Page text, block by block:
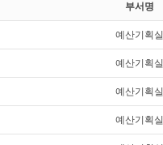
부서명
예산기획실
예산기획실
예산기획실
예산기획실